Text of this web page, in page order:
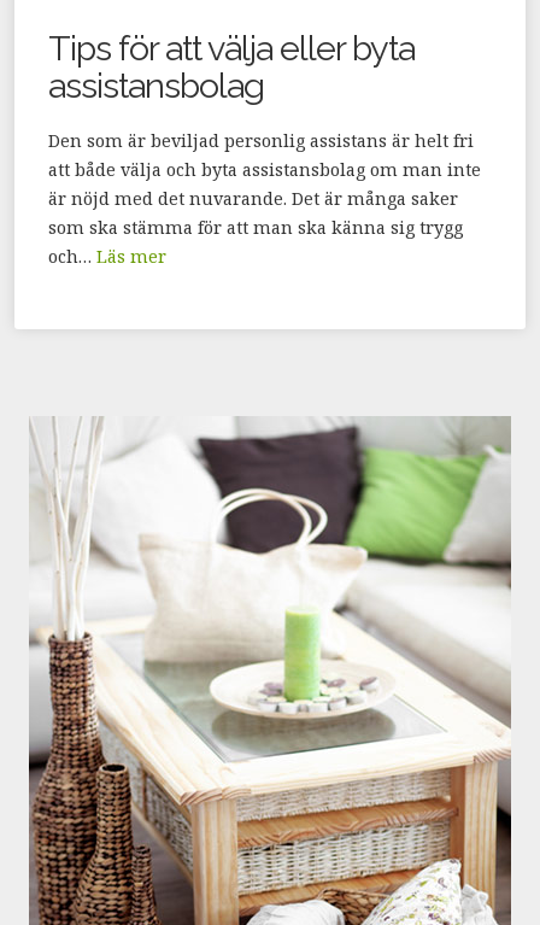
Tips för att välja eller byta
assistansbolag
Den som är beviljad personlig assistans är helt fri
att både välja och byta assistansbolag om man inte
är nöjd med det nuvarande. Det är många saker
som ska stämma för att man ska känna sig trygg
och… Läs mer